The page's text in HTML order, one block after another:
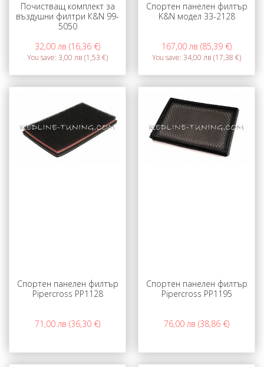
Почистващ комплект за
въздушни филтри К&N 99-
5050
32,00 лв (16,36 €)
You save: 3,00 лв (1,53 €)
Спортен панелен филтър
K&N модел 33-2128
167,00 лв (85,39 €)
You save: 34,00 лв (17,38 €)
Спортен панелен филтър
Pipercross PP1128
71,00 лв (36,30 €)
Спортен панелен филтър
Pipercross PP1195
76,00 лв (38,86 €)